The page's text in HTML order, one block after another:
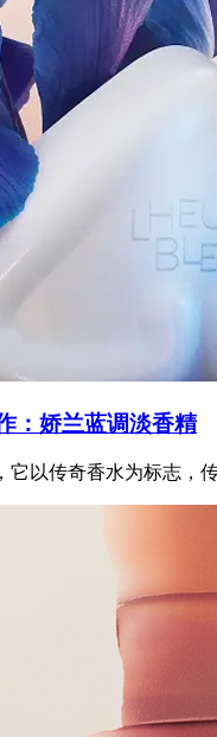
：娇兰蓝调淡香精
以传奇香水为标志，